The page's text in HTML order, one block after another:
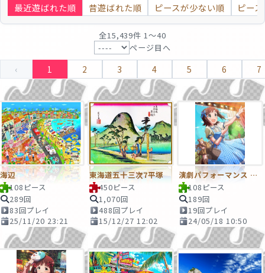
モザイク モザイクのみ
最近遊ばれた順
昔遊ばれた順 ピースが少ない順 ピー
全15,439件 1〜40
ページ目へ
‹ 1 2 3 4 5 6 7
海辺
108ピース
289回
83回プレイ
25/11/20 23:21
東海道五十三次7平塚
450ピース
1,070回
488回プレイ
15/12/27 12:02
演劇パフォーマンス 天海春香
108ピース
189回
19回プレイ
24/05/18 10:50